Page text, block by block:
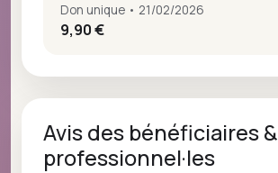
Don unique • 21/02/2026
9,90 €
Avis des bénéficiaires &
professionnel·les